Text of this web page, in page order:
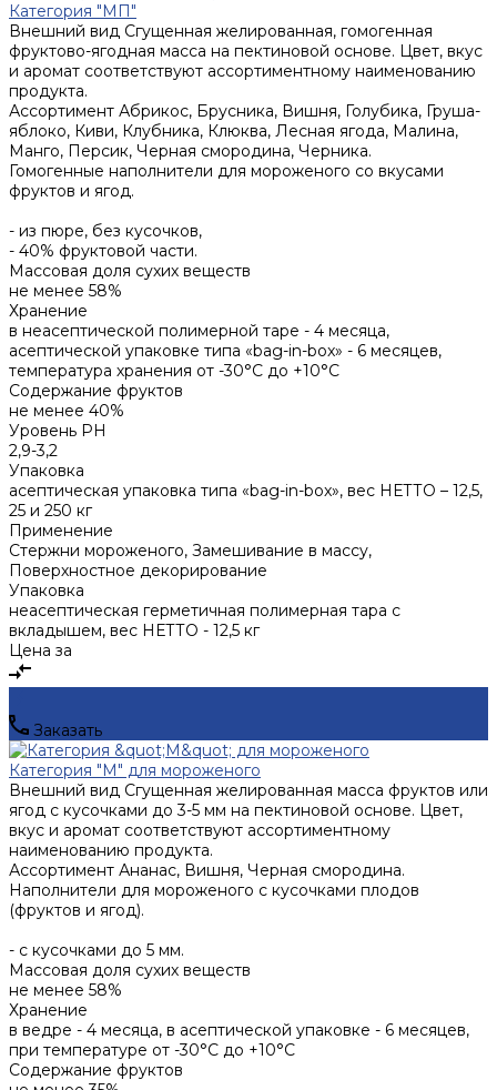
Категория "МП"
Внешний вид Сгущенная желированная, гомогенная
фруктово-ягодная масса на пектиновой основе. Цвет, вкус
и аромат соответствуют ассортиментному наименованию
продукта.
Ассортимент Абрикос, Брусника, Вишня, Голубика, Груша-
яблоко, Киви, Клубника, Клюква, Лесная ягода, Малина,
Манго, Персик, Черная смородина, Черника.
Гомогенные наполнители для мороженого со вкусами
фруктов и ягод.
- из пюре, без кусочков,
- 40% фруктовой части.
Массовая доля сухих веществ
не менее 58%
Хранение
в неасептической полимерной таре - 4 месяца,
асептической упаковке типа «bag-in-box» - 6 месяцев,
температура хранения от -30°С до +10°С
Содержание фруктов
не менее 40%
Уровень PH
2,9-3,2
Упаковка
асептическая упаковка типа «bag-in-box», вес НЕТТО – 12,5,
25 и 250 кг
Применение
Стержни мороженого, Замешивание в массу,
Поверхностное декорирование
Упаковка
неасептическая герметичная полимерная тара с
вкладышем, вес НЕТТО - 12,5 кг
Цена за
Заказать
Категория "М" для мороженого
Внешний вид Сгущенная желированная масса фруктов или
ягод с кусочками до 3-5 мм на пектиновой основе. Цвет,
вкус и аромат соответствуют ассортиментному
наименованию продукта.
Ассортимент Ананас, Вишня, Черная смородина.
Наполнители для мороженого с кусочками плодов
(фруктов и ягод).
- с кусочками до 5 мм.
Массовая доля сухих веществ
не менее 58%
Хранение
в ведре - 4 месяца, в асептической упаковке - 6 месяцев,
при температуре от -30°С до +10°С
Содержание фруктов